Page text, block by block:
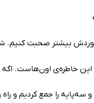
بیشتر صحبت کنیم.
خاطره‌ی اون‌هاست. اگه
و سه‌پایه را جمع کردیم و